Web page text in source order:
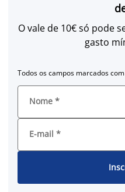
O vale de 10€ só pode
gasto
Todos os campos marcados
Nome *
E-mail *